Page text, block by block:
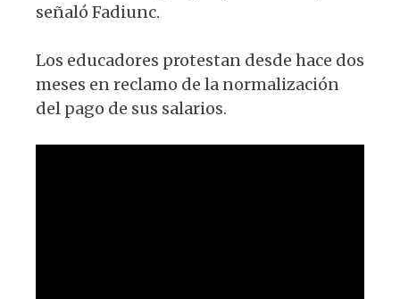
señaló Fadiunc.
Los educadores protestan desde hace dos
meses en reclamo de la normalización
del pago de sus salarios.